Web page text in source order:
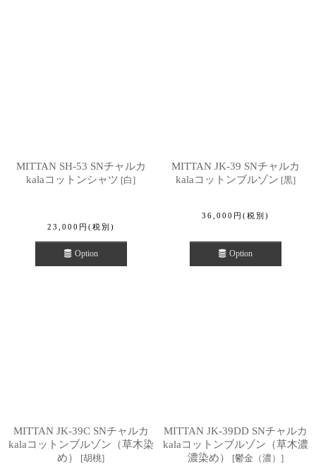
MITTAN SH-53 SNチャルカ
kalaコットンシャツ [白]
23,000 円 (税別)
Option
MITTAN JK-39 SNチャルカ
kalaコットンブルゾン [黒]
36,000 円 (税別)
Option
MITTAN JK-39C SNチャルカ
kalaコットンブルゾン（草木染
め）
[胡桃]
MITTAN JK-39DD SNチャルカ
kalaコットンブルゾン（草木濃
濃染め）
[鬱金（濃） ]